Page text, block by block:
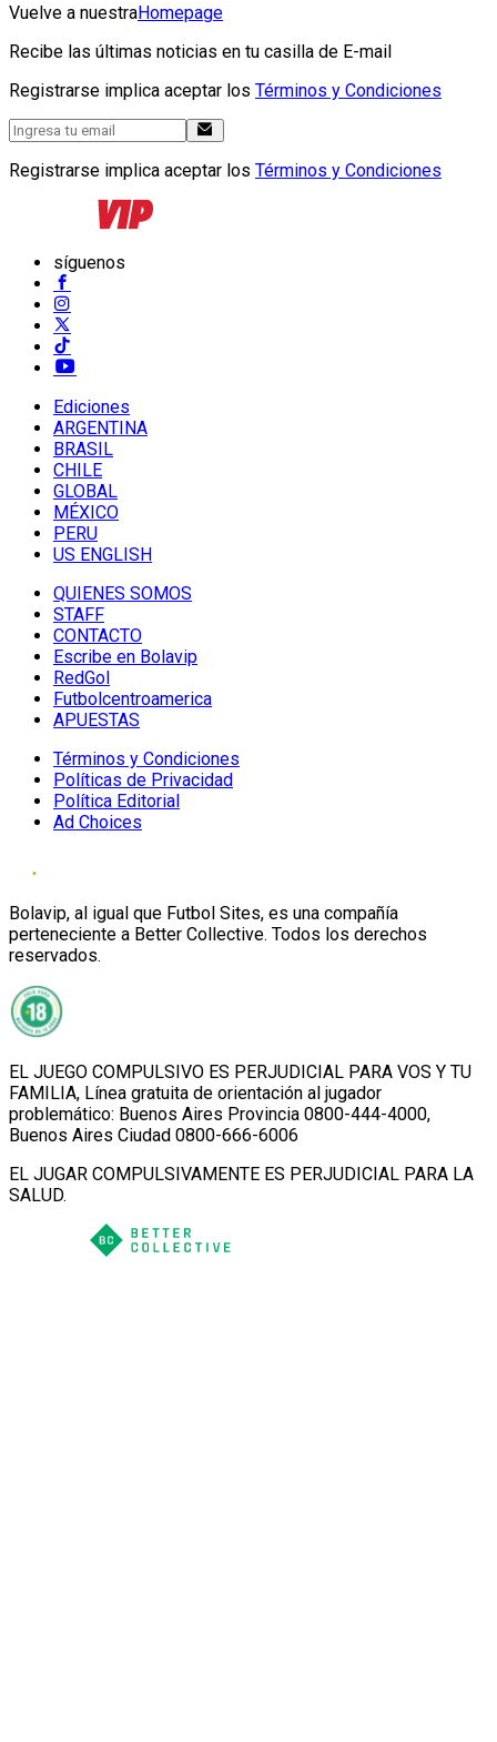
Vuelve a nuestraHomepage
Recibe las últimas noticias en tu casilla de E-mail
Registrarse implica aceptar los Términos y Condiciones
Registrarse implica aceptar los Términos y Condiciones
síguenos
Ediciones
ARGENTINA
BRASIL
CHILE
GLOBAL
MÉXICO
PERU
US ENGLISH
QUIENES SOMOS
STAFF
CONTACTO
Escribe en Bolavip
RedGol
Futbolcentroamerica
APUESTAS
Términos y Condiciones
Políticas de Privacidad
Política Editorial
Ad Choices
Bolavip, al igual que Futbol Sites, es una compañía
perteneciente a Better Collective. Todos los derechos
reservados.
EL JUEGO COMPULSIVO ES PERJUDICIAL PARA VOS Y TU
FAMILIA, Línea gratuita de orientación al jugador
problemático: Buenos Aires Provincia 0800-444-4000,
Buenos Aires Ciudad 0800-666-6006
EL JUGAR COMPULSIVAMENTE ES PERJUDICIAL PARA LA
SALUD.